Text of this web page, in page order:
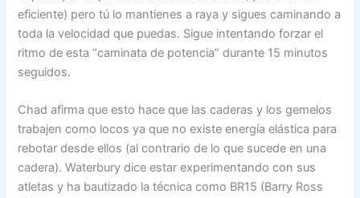
eficiente) pero tú lo mantienes a raya y sigues caminando a
toda la velocidad que puedas. Sigue intentando forzar el
ritmo de esta “caminata de potencia” durante 15 minutos
seguidos.
Chad afirma que esto hace que las caderas y los gemelos
trabajen como locos ya que no existe energía elástica para
rebotar desde ellos (al contrario de lo que sucede en una
cadera). Waterbury dice estar experimentando con sus
atletas y ha bautizado la técnica como BR15 (Barry Ross